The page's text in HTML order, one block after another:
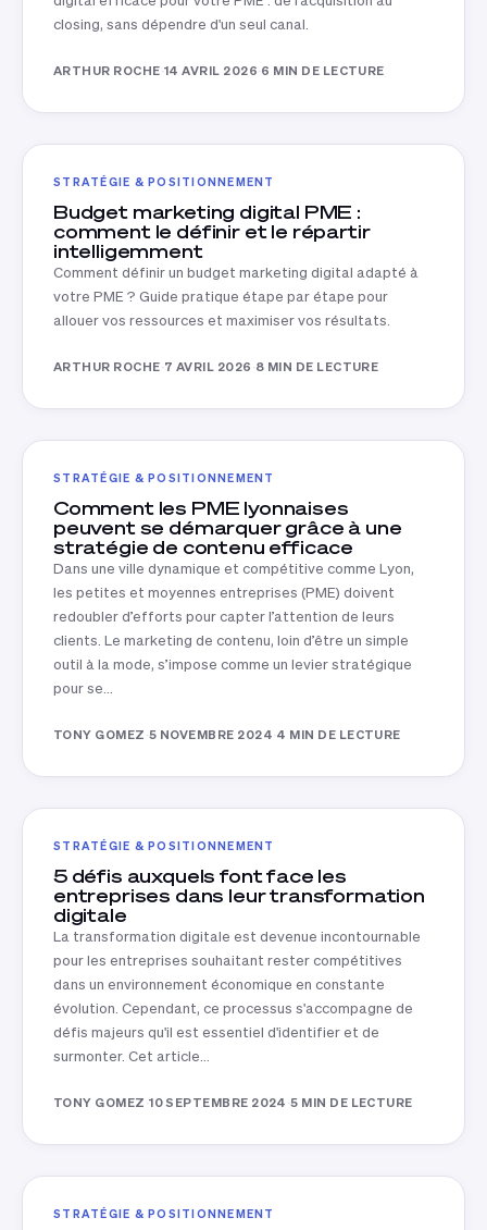
closing, sans dépendre d'un seul canal.
ARTHUR ROCHE·14 AVRIL 2026·6 MIN DE LECTURE
STRATÉGIE & POSITIONNEMENT
Budget marketing digital PME :
comment le définir et le répartir
intelligemment
Comment définir un budget marketing digital adapté à
votre PME ? Guide pratique étape par étape pour
allouer vos ressources et maximiser vos résultats.
ARTHUR ROCHE·7 AVRIL 2026 ·8 MIN DE LECTURE
STRATÉGIE & POSITIONNEMENT
Comment les PME lyonnaises
peuvent se démarquer grâce à une
stratégie de contenu efficace
Dans une ville dynamique et compétitive comme Lyon,
les petites et moyennes entreprises (PME) doivent
redoubler d’efforts pour capter l’attention de leurs
clients. Le marketing de contenu, loin d’être un simple
outil à la mode, s’impose comme un levier stratégique
pour se…
TONY GOMEZ ·5 NOVEMBRE 2024·4 MIN DE LECTURE
STRATÉGIE & POSITIONNEMENT
5 défis auxquels font face les
entreprises dans leur transformation
digitale
La transformation digitale est devenue incontournable
pour les entreprises souhaitant rester compétitives
dans un environnement économique en constante
évolution. Cependant, ce processus s'accompagne de
défis majeurs qu'il est essentiel d'identifier et de
surmonter. Cet article…
TONY GOMEZ ·10 SEPTEMBRE 2024 ·5 MIN DE LECTURE
STRATÉGIE & POSITIONNEMENT